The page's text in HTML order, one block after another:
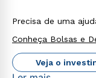
Precisa de uma
Conheça Bolsas e
Veja o